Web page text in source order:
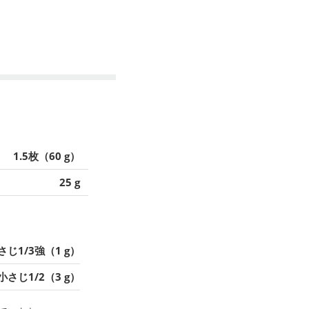
1.5枚（60 g）
25 g
じ1/3強（1 g）
さじ1/2（3 g）